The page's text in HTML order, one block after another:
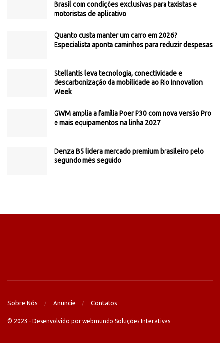
Brasil com condições exclusivas para taxistas e
motoristas de aplicativo
Quanto custa manter um carro em 2026?
Especialista aponta caminhos para reduzir despesas
Stellantis leva tecnologia, conectividade e
descarbonização da mobilidade ao Rio Innovation
Week
GWM amplia a família Poer P30 com nova versão Pro
e mais equipamentos na linha 2027
Denza B5 lidera mercado premium brasileiro pelo
segundo mês seguido
Sobre Nós Anuncie Contatos
© 2023 - Desenvolvido por webmundo Soluções Interativas